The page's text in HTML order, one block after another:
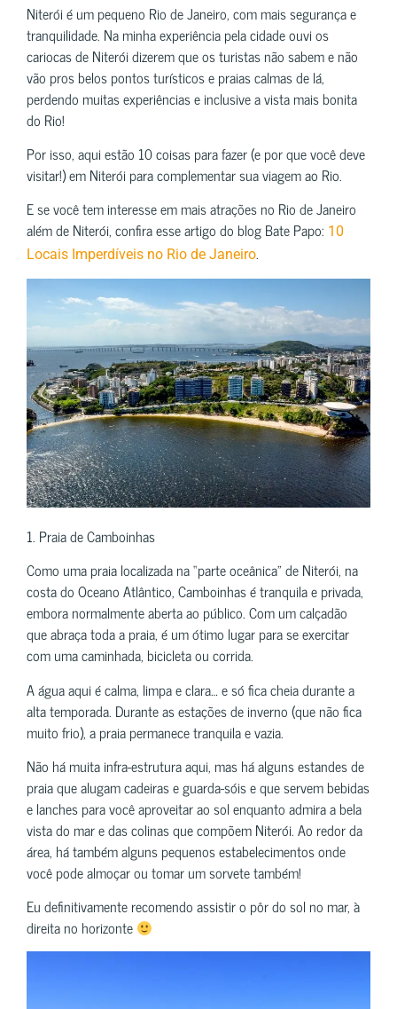
Niterói é um pequeno Rio de Janeiro, com mais segurança e
tranquilidade. Na minha experiência pela cidade ouvi os
cariocas de Niterói dizerem que os turistas não sabem e não
vão pros belos pontos turísticos e praias calmas de lá,
perdendo muitas experiências e inclusive a vista mais bonita
do Rio!
Por isso, aqui estão 10 coisas para fazer (e por que você deve
visitar!) em Niterói para complementar sua viagem ao Rio.
E se você tem interesse em mais atrações no Rio de Janeiro
além de Niterói, confira esse artigo do blog Bate Papo: 10
Locais Imperdíveis no Rio de Janeiro.
1. Praia de Camboinhas
Como uma praia localizada na “parte oceânica” de Niterói, na
costa do Oceano Atlântico, Camboinhas é tranquila e privada,
embora normalmente aberta ao público. Com um calçadão
que abraça toda a praia, é um ótimo lugar para se exercitar
com uma caminhada, bicicleta ou corrida.
A água aqui é calma, limpa e clara… e só fica cheia durante a
alta temporada. Durante as estações de inverno (que não fica
muito frio), a praia permanece tranquila e vazia.
Não há muita infra-estrutura aqui, mas há alguns estandes de
praia que alugam cadeiras e guarda-sóis e que servem bebidas
e lanches para você aproveitar ao sol enquanto admira a bela
vista do mar e das colinas que compõem Niterói. Ao redor da
área, há também alguns pequenos estabelecimentos onde
você pode almoçar ou tomar um sorvete também!
Eu definitivamente recomendo assistir o pôr do sol no mar, à
direita no horizonte